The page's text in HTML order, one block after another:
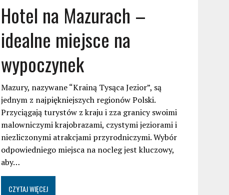
Hotel na Mazurach –
idealne miejsce na
wypoczynek
Mazury, nazywane “Krainą Tysąca Jezior”, są
jednym z najpiękniejszych regionów Polski.
Przyciągają turystów z kraju i zza granicy swoimi
malowniczymi krajobrazami, czystymi jeziorami i
niezliczonymi atrakcjami przyrodniczymi. Wybór
odpowiedniego miejsca na nocleg jest kluczowy,
aby…
CZYTAJ WIĘCEJ